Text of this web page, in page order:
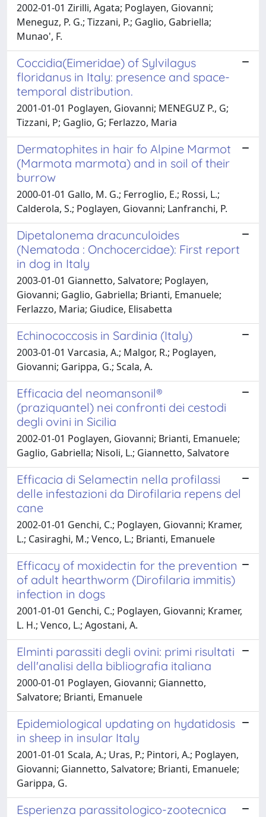
2002-01-01 Zirilli, Agata; Poglayen, Giovanni;
Meneguz, P. G.; Tizzani, P.; Gaglio, Gabriella;
Munao', F.
Coccidia(Eimeridae) of Sylvilagus
floridanus in Italy: presence and space-
temporal distribution.
2001-01-01 Poglayen, Giovanni; MENEGUZ P., G;
Tizzani, P; Gaglio, G; Ferlazzo, Maria
Dermatophites in hair fo Alpine Marmot
(Marmota marmota) and in soil of their
burrow
2000-01-01 Gallo, M. G.; Ferroglio, E.; Rossi, L.;
Calderola, S.; Poglayen, Giovanni; Lanfranchi, P.
Dipetalonema dracunculoides
(Nematoda : Onchocercidae): First report
in dog in Italy
2003-01-01 Giannetto, Salvatore; Poglayen,
Giovanni; Gaglio, Gabriella; Brianti, Emanuele;
Ferlazzo, Maria; Giudice, Elisabetta
Echinococcosis in Sardinia (Italy)
2003-01-01 Varcasia, A.; Malgor, R.; Poglayen,
Giovanni; Garippa, G.; Scala, A.
Efficacia del neomansonil®
(praziquantel) nei confronti dei cestodi
degli ovini in Sicilia
2002-01-01 Poglayen, Giovanni; Brianti, Emanuele;
Gaglio, Gabriella; Nisoli, L.; Giannetto, Salvatore
Efficacia di Selamectin nella profilassi
delle infestazioni da Dirofilaria repens del
cane
2002-01-01 Genchi, C.; Poglayen, Giovanni; Kramer,
L.; Casiraghi, M.; Venco, L.; Brianti, Emanuele
Efficacy of moxidectin for the prevention
of adult hearthworm (Dirofilaria immitis)
infection in dogs
2001-01-01 Genchi, C.; Poglayen, Giovanni; Kramer,
L. H.; Venco, L.; Agostani, A.
Elminti parassiti degli ovini: primi risultati
dell'analisi della bibliografia italiana
2000-01-01 Poglayen, Giovanni; Giannetto,
Salvatore; Brianti, Emanuele
Epidemiological updating on hydatidosis
in sheep in insular Italy
2001-01-01 Scala, A.; Uras, P.; Pintori, A.; Poglayen,
Giovanni; Giannetto, Salvatore; Brianti, Emanuele;
Garippa, G.
Esperienza parassitologico-zootecnica